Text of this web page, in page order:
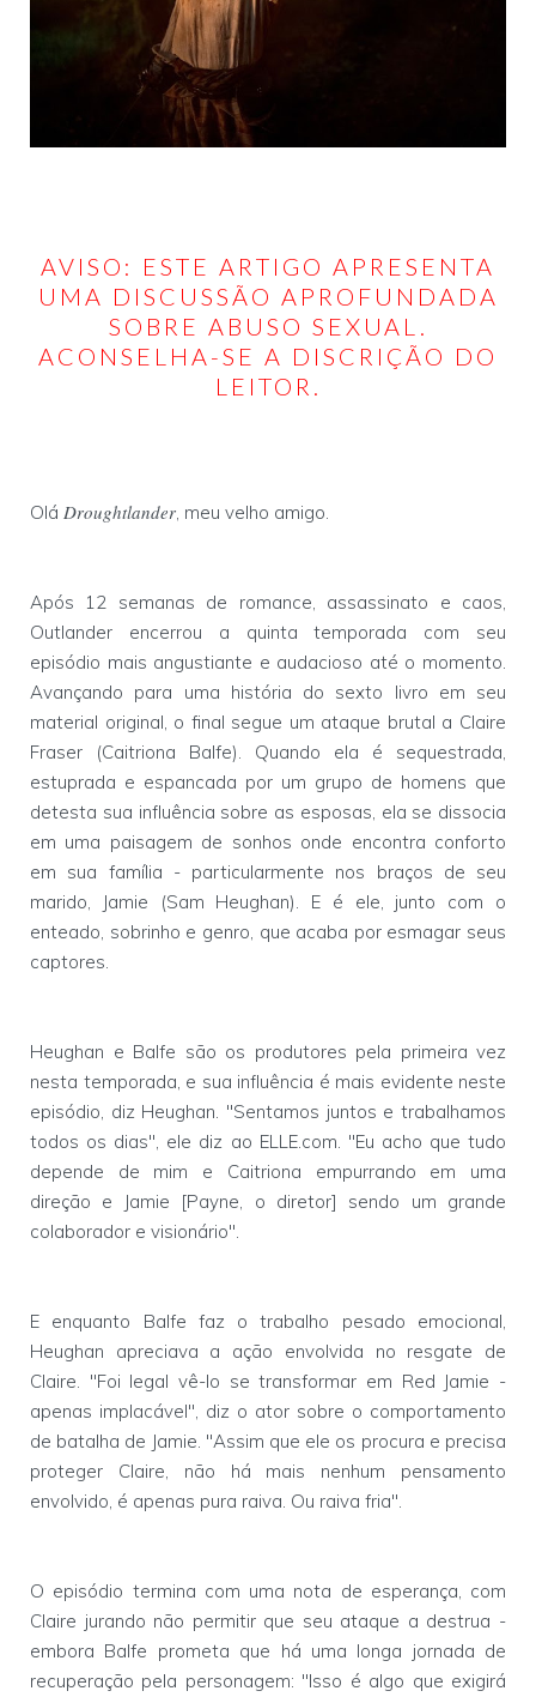
AVISO: ESTE ARTIGO APRESENTA
UMA DISCUSSÃO APROFUNDADA
SOBRE ABUSO SEXUAL.
ACONSELHA-SE A DISCRIÇÃO DO
LEITOR.
Olá Droughtlander , meu velho amigo.
Após 12 semanas de romance, assassinato e caos,
Outlander encerrou a quinta temporada com seu
episódio mais angustiante e audacioso até o momento.
Avançando para uma história do sexto livro em seu
material original, o final segue um ataque brutal a Claire
Fraser (Caitriona Balfe). Quando ela é sequestrada,
estuprada e espancada por um grupo de homens que
detesta sua influência sobre as esposas, ela se dissocia
em uma paisagem de sonhos onde encontra conforto
em sua família - particularmente nos braços de seu
marido, Jamie (Sam Heughan). E é ele, junto com o
enteado, sobrinho e genro, que acaba por esmagar seus
captores.
Heughan e Balfe são os produtores pela primeira vez
nesta temporada, e sua influência é mais evidente neste
episódio, diz Heughan. "Sentamos juntos e trabalhamos
todos os dias", ele diz ao ELLE.com. "Eu acho que tudo
depende de mim e Caitriona empurrando em uma
direção e Jamie [Payne, o diretor] sendo um grande
colaborador e visionário".
E enquanto Balfe faz o trabalho pesado emocional,
Heughan apreciava a ação envolvida no resgate de
Claire. "Foi legal vê-lo se transformar em Red Jamie -
apenas implacável", diz o ator sobre o comportamento
de batalha de Jamie. "Assim que ele os procura e precisa
proteger Claire, não há mais nenhum pensamento
envolvido, é apenas pura raiva. Ou raiva fria".
O episódio termina com uma nota de esperança, com
Claire jurando não permitir que seu ataque a destrua -
embora Balfe prometa que há uma longa jornada de
recuperação pela personagem: "Isso é algo que exigirá